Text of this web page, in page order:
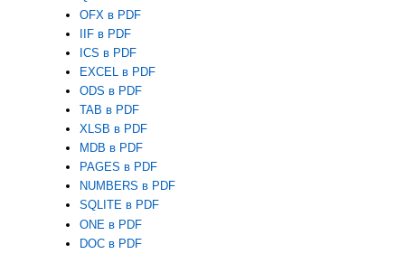
OFX в PDF
IIF в PDF
ICS в PDF
EXCEL в PDF
ODS в PDF
TAB в PDF
XLSB в PDF
MDB в PDF
PAGES в PDF
NUMBERS в PDF
SQLITE в PDF
ONE в PDF
DOC в PDF